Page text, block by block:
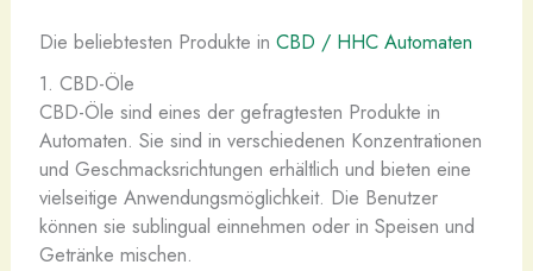
Die beliebtesten Produkte in CBD / HHC Automaten
1. CBD-Öle
CBD-Öle sind eines der gefragtesten Produkte in
Automaten. Sie sind in verschiedenen Konzentrationen
und Geschmacksrichtungen erhältlich und bieten eine
vielseitige Anwendungsmöglichkeit. Die Benutzer
können sie sublingual einnehmen oder in Speisen und
Getränke mischen.